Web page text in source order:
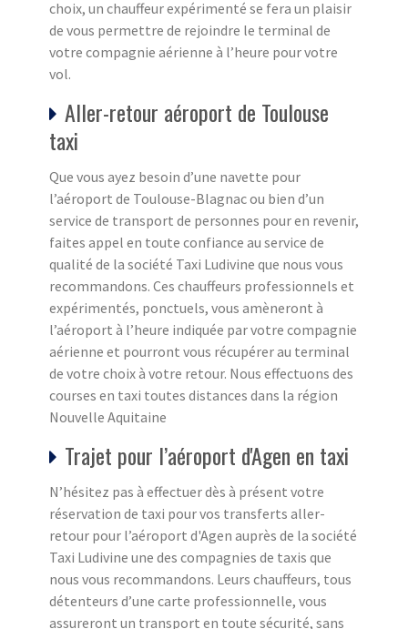
choix, un chauffeur expérimenté se fera un plaisir
de vous permettre de rejoindre le terminal de
votre compagnie aérienne à l’heure pour votre
vol.
Aller-retour aéroport de Toulouse
taxi
Que vous ayez besoin d’une navette pour
l’aéroport de Toulouse-Blagnac ou bien d’un
service de transport de personnes pour en revenir,
faites appel en toute confiance au service de
qualité de la société Taxi Ludivine que nous vous
recommandons. Ces chauffeurs professionnels et
expérimentés, ponctuels, vous amèneront à
l’aéroport à l’heure indiquée par votre compagnie
aérienne et pourront vous récupérer au terminal
de votre choix à votre retour. Nous effectuons des
courses en taxi toutes distances dans la région
Nouvelle Aquitaine
Trajet pour l’aéroport d'Agen en taxi
N’hésitez pas à effectuer dès à présent votre
réservation de taxi pour vos transferts aller-
retour pour l’aéroport d'Agen auprès de la société
Taxi Ludivine une des compagnies de taxis que
nous vous recommandons. Leurs chauffeurs, tous
détenteurs d’une carte professionnelle, vous
assureront un transport en toute sécurité, sans